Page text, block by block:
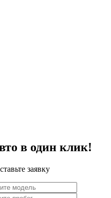
в один клик!
заявку